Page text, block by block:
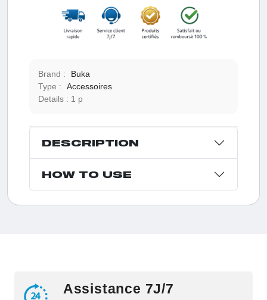
Brand :
Buka
Type :
Accessoires
Details :
1 p
DESCRIPTION
HOW TO USE
Assistance 7J/7